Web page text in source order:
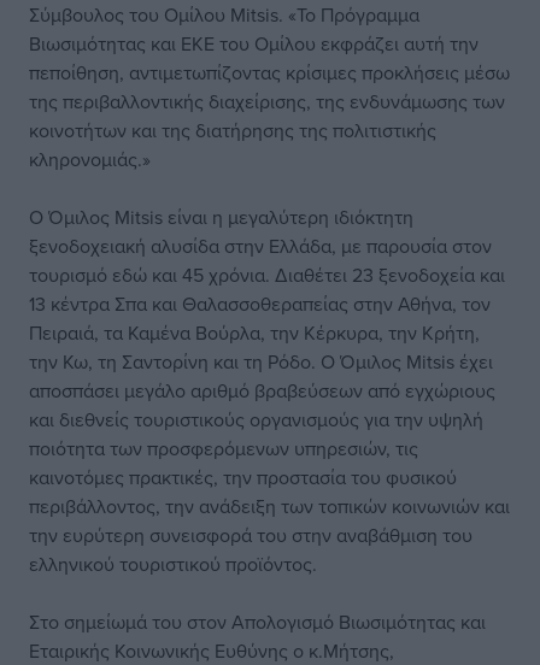
Σύμβουλος του Ομίλου Mitsis. «Το Πρόγραμμα
Βιωσιμότητας και ΕΚΕ του Ομίλου εκφράζει αυτή την
πεποίθηση, αντιμετωπίζοντας κρίσιμες προκλήσεις μέσω
της περιβαλλοντικής διαχείρισης, της ενδυνάμωσης των
κοινοτήτων και της διατήρησης της πολιτιστικής
κληρονομιάς.»
Ο Όμιλος Mitsis είναι η μεγαλύτερη ιδιόκτητη
ξενοδοχειακή αλυσίδα στην Ελλάδα, με παρουσία στον
τουρισμό εδώ και 45 χρόνια. Διαθέτει 23 ξενοδοχεία και
13 κέντρα Σπα και Θαλασσοθεραπείας στην Αθήνα, τον
Πειραιά, τα Καμένα Βούρλα, την Κέρκυρα, την Κρήτη,
την Κω, τη Σαντορίνη και τη Ρόδο. Ο Όμιλος Mitsis έχει
αποσπάσει μεγάλο αριθμό βραβεύσεων από εγχώριους
και διεθνείς τουριστικούς οργανισμούς για την υψηλή
ποιότητα των προσφερόμενων υπηρεσιών, τις
καινοτόμες πρακτικές, την προστασία του φυσικού
περιβάλλοντος, την ανάδειξη των τοπικών κοινωνιών και
την ευρύτερη συνεισφορά του στην αναβάθμιση του
ελληνικού τουριστικού προϊόντος.
Στο σημείωμά του στον Απολογισμό Βιωσιμότητας και
Εταιρικής Κοινωνικής Ευθύνης ο κ.Μήτσης,